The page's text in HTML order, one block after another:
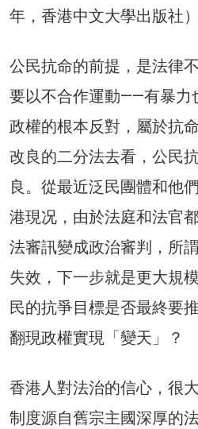
年，香港中文大學出版社）
公民抗命的前提，是法律
要以不合作運動——有暴
政權的根本反對，屬於抗
改良的二分法去看，公民
良。從最近泛民團體和他
港現况，由於法庭和法官
法審訊變成政治審判，所
失效，下一步就是更大規
民的抗爭目標是否最終要
翻現政權實現「變天」？
香港人對法治的信心，很
制度源自舊宗主國深厚的